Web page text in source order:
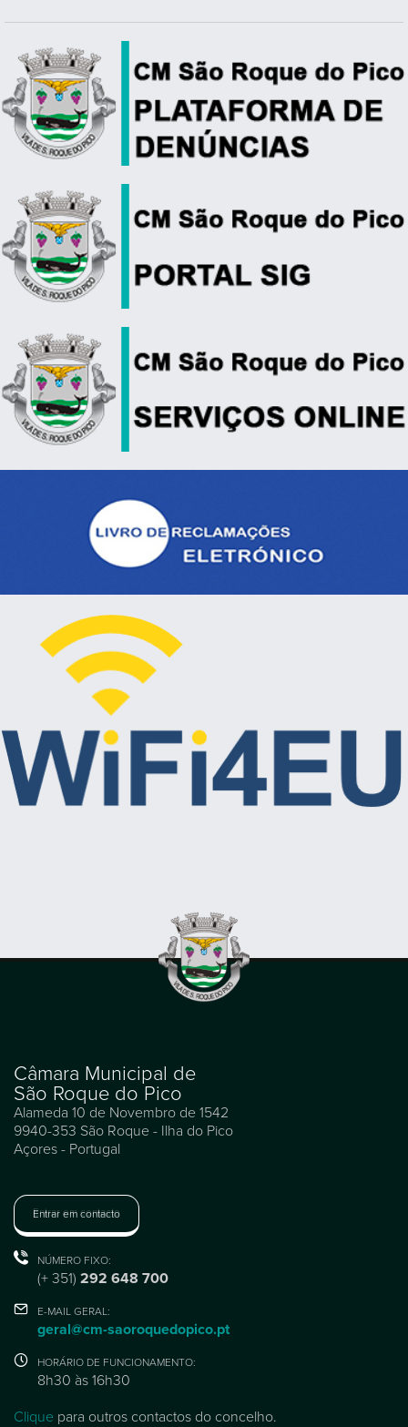
Câmara Municipal de
São Roque do Pico
Alameda 10 de Novembro de 1542
9940-353 São Roque - Ilha do Pico
Açores - Portugal
Entrar em contacto
NÚMERO FIXO:
(+ 351) 292 648 700
E-MAIL GERAL:
geral@cm-saoroquedopico.pt
HORÁRIO DE FUNCIONAMENTO:
8h30 às 16h30
Clique para outros contactos do concelho.